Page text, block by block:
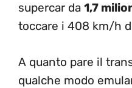
supercar da 1,7
toccare i 408 km/h
A quanto pare il
qualche modo